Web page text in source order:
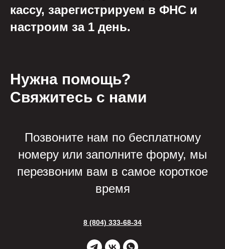
кассу, зарегистрируем в ФНС и
настроим за 1 день.
Нужна помощь?
Свяжитесь с нами
Позвоните нам по бесплатному
номеру или заполните форму, мы
перезвоним вам в самое короткое
время
8 (804) 333-68-34